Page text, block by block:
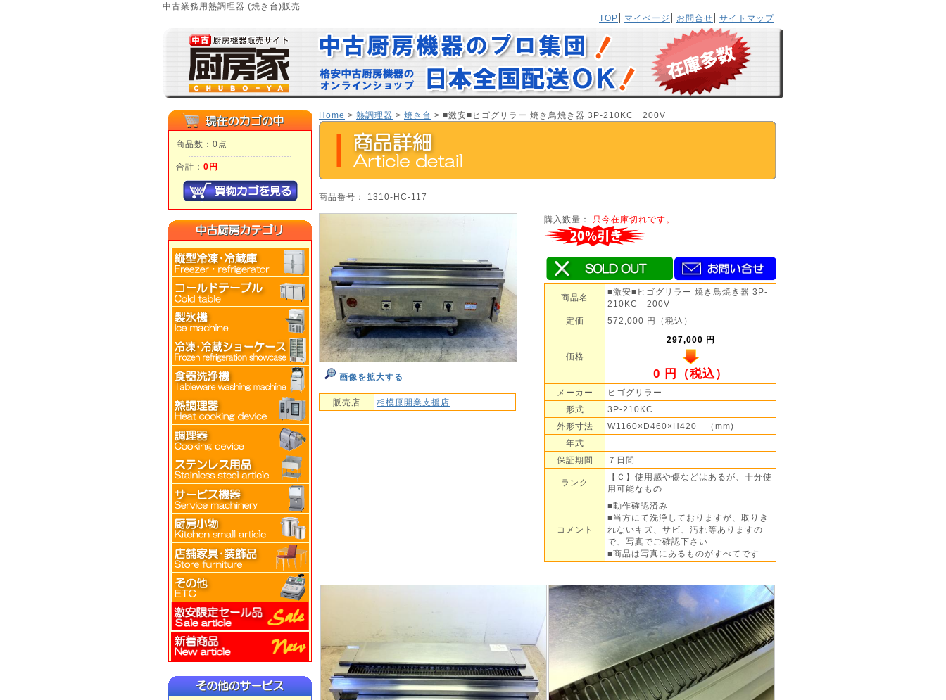
中古業務用熱調理器 (焼き台)販売
TOP
マイページ お問合せ サイトマップ
商品数：0点
合計： 0円
Home > 熱調理器 > 焼き台 > ■激安■ヒゴグリラー 焼き鳥焼き器 3P-210KC 200V
商品番号： 1310-HC-117
画像を拡大する
販売店 相模原開業支援店
購入数量： 只今在庫切れです。
商品名
■激安■ヒゴグリラー 焼き鳥焼き器 3P-
210KC 200V
定価
572,000 円（税込）
価格
297,000 円
0 円（税込）
メーカー
ヒゴグリラー
形式
3P-210KC
外形寸法
W1160×D460×H420 （mm)
年式
保証期間
７日間
ランク
【Ｃ】使用感や傷などはあるが、十分使
用可能なもの
コメント
■動作確認済み
■当方にて洗浄しておりますが、取りき
れないキズ、サビ、汚れ等ありますの
で、写真でご確認下さい
■商品は写真にあるものがすべてです